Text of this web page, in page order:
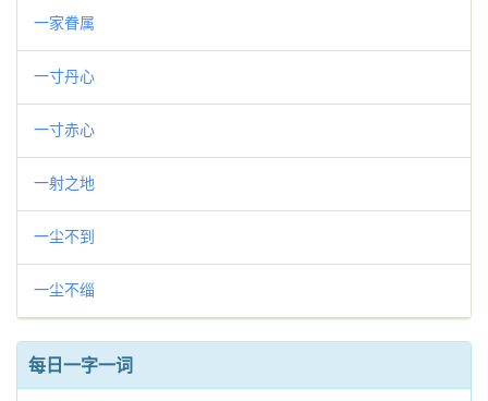
一家眷属
一寸丹心
一寸赤心
一射之地
一尘不到
一尘不缁
每日一字一词